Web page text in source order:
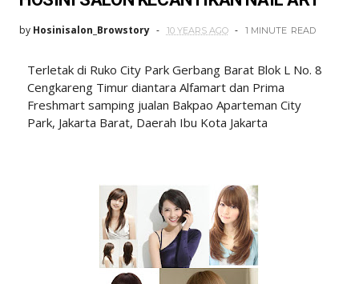
by Hosinisalon_Browstory 10 YEARS AGO 1 MINUTE READ
Terletak di Ruko City Park Gerbang Barat Blok L No. 8
Cengkareng Timur diantara Alfamart dan Prima
Freshmart samping jualan Bakpao Aparteman City
Park, Jakarta Barat, Daerah Ibu Kota Jakarta